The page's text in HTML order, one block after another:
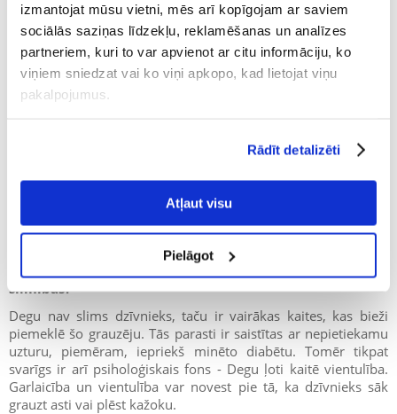
izmantojat mūsu vietni, mēs arī kopīgojam ar saviem
sociālās saziņas līdzekļu, reklamēšanas un analīzes
partneriem, kuri to var apvienot ar citu informāciju, ko
viņiem sniedzat vai ko viņi apkopo, kad lietojat viņu
pakalpojumus.
Rādīt detalizēti
Atļaut visu
Pielāgot
Papildus atrakcijām un mazākām rotaļlietām būrī, protams,
jābūt arī dzeramam svaigam ūdenim.
Ko ēd degu?
zemeņu, salātu un garšaugu lapas. Lai nodrošinātu, ka
degu gatavu barību, Svarīgi no uztura izņemt cukuru un
taukvielas, jo šiem grauzējiem ir nosliece uz diabētu.
Cik ilgi dzīvo degu un kādas ir visbiežāk sastopamās
slimības?
Degu nav slims dzīvnieks, taču ir vairākas kaites, kas bieži
piemeklē šo grauzēju. Tās parasti ir saistītas ar nepietiekamu
uzturu, piemēram, iepriekš minēto diabētu. Tomēr tikpat
svarīgs ir arī psiholoģiskais fons - Degu ļoti kaitē vientulība.
Garlaicība un vientulība var novest pie tā, ka dzīvnieks sāk
grauzt asti vai plēst kažoku.